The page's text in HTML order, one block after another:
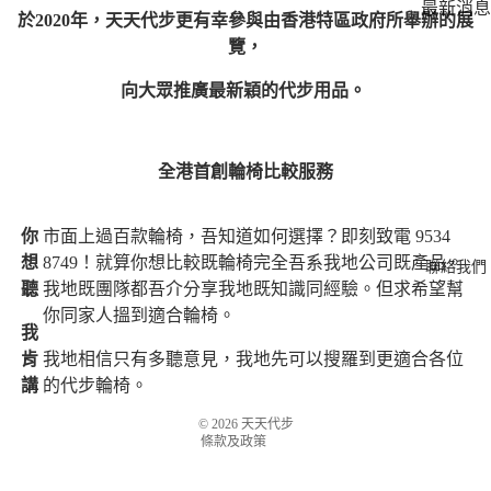
最新消息
聯絡我們
於2020年，天天代步更有幸參與由香港特區政府所舉辦的展
覽，
向大眾推廣最新穎的代步用品。
全港首創輪椅比較服務
你
想
聽
我
肯
講
市面上過百款輪椅，吾知道如何選擇？即刻致電 9534
8749！就算你想比較既輪椅完全吾系我地公司既產品。
我地既團隊都吾介分享我地既知識同經驗。但求希望幫
你同家人搵到適合輪椅。
我地相信只有多聽意見，我地先可以搜羅到更適合各位
的代步輪椅。
© 2026 天天代步
條款及政策
退款政策
運送政策